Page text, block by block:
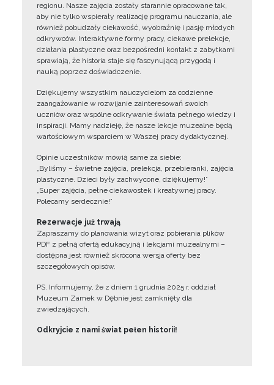
regionu. Nasze zajęcia zostały starannie opracowane tak,
aby nie tylko wspierały realizację programu nauczania, ale
również pobudzały ciekawość, wyobraźnię i pasję młodych
odkrywców. Interaktywne formy pracy, ciekawe prelekcje,
działania plastyczne oraz bezpośredni kontakt z zabytkami
sprawiają, że historia staje się fascynującą przygodą i
nauką poprzez doświadczenie.
Dziękujemy wszystkim nauczycielom za codzienne
zaangażowanie w rozwijanie zainteresowań swoich
uczniów oraz wspólne odkrywanie świata pełnego wiedzy i
inspiracji. Mamy nadzieję, że nasze lekcje muzealne będą
wartościowym wsparciem w Waszej pracy dydaktycznej.
Opinie uczestników mówią same za siebie:
„Byliśmy – świetne zajęcia, prelekcja, przebieranki, zajęcia
plastyczne. Dzieci były zachwycone, dziękujemy!”
„Super zajęcia, pełne ciekawostek i kreatywnej pracy.
Polecamy serdecznie!”
Rezerwacje już trwają
Zapraszamy do planowania wizyt oraz pobierania plików
PDF z pełną ofertą edukacyjną i lekcjami muzealnymi –
dostępna jest również skrócona wersja oferty bez
szczegółowych opisów.
PS. Informujemy, że z dniem 1 grudnia 2025 r. oddział
Muzeum Zamek w Dębnie jest zamknięty dla
zwiedzających.
Odkryjcie z nami świat pełen historii!